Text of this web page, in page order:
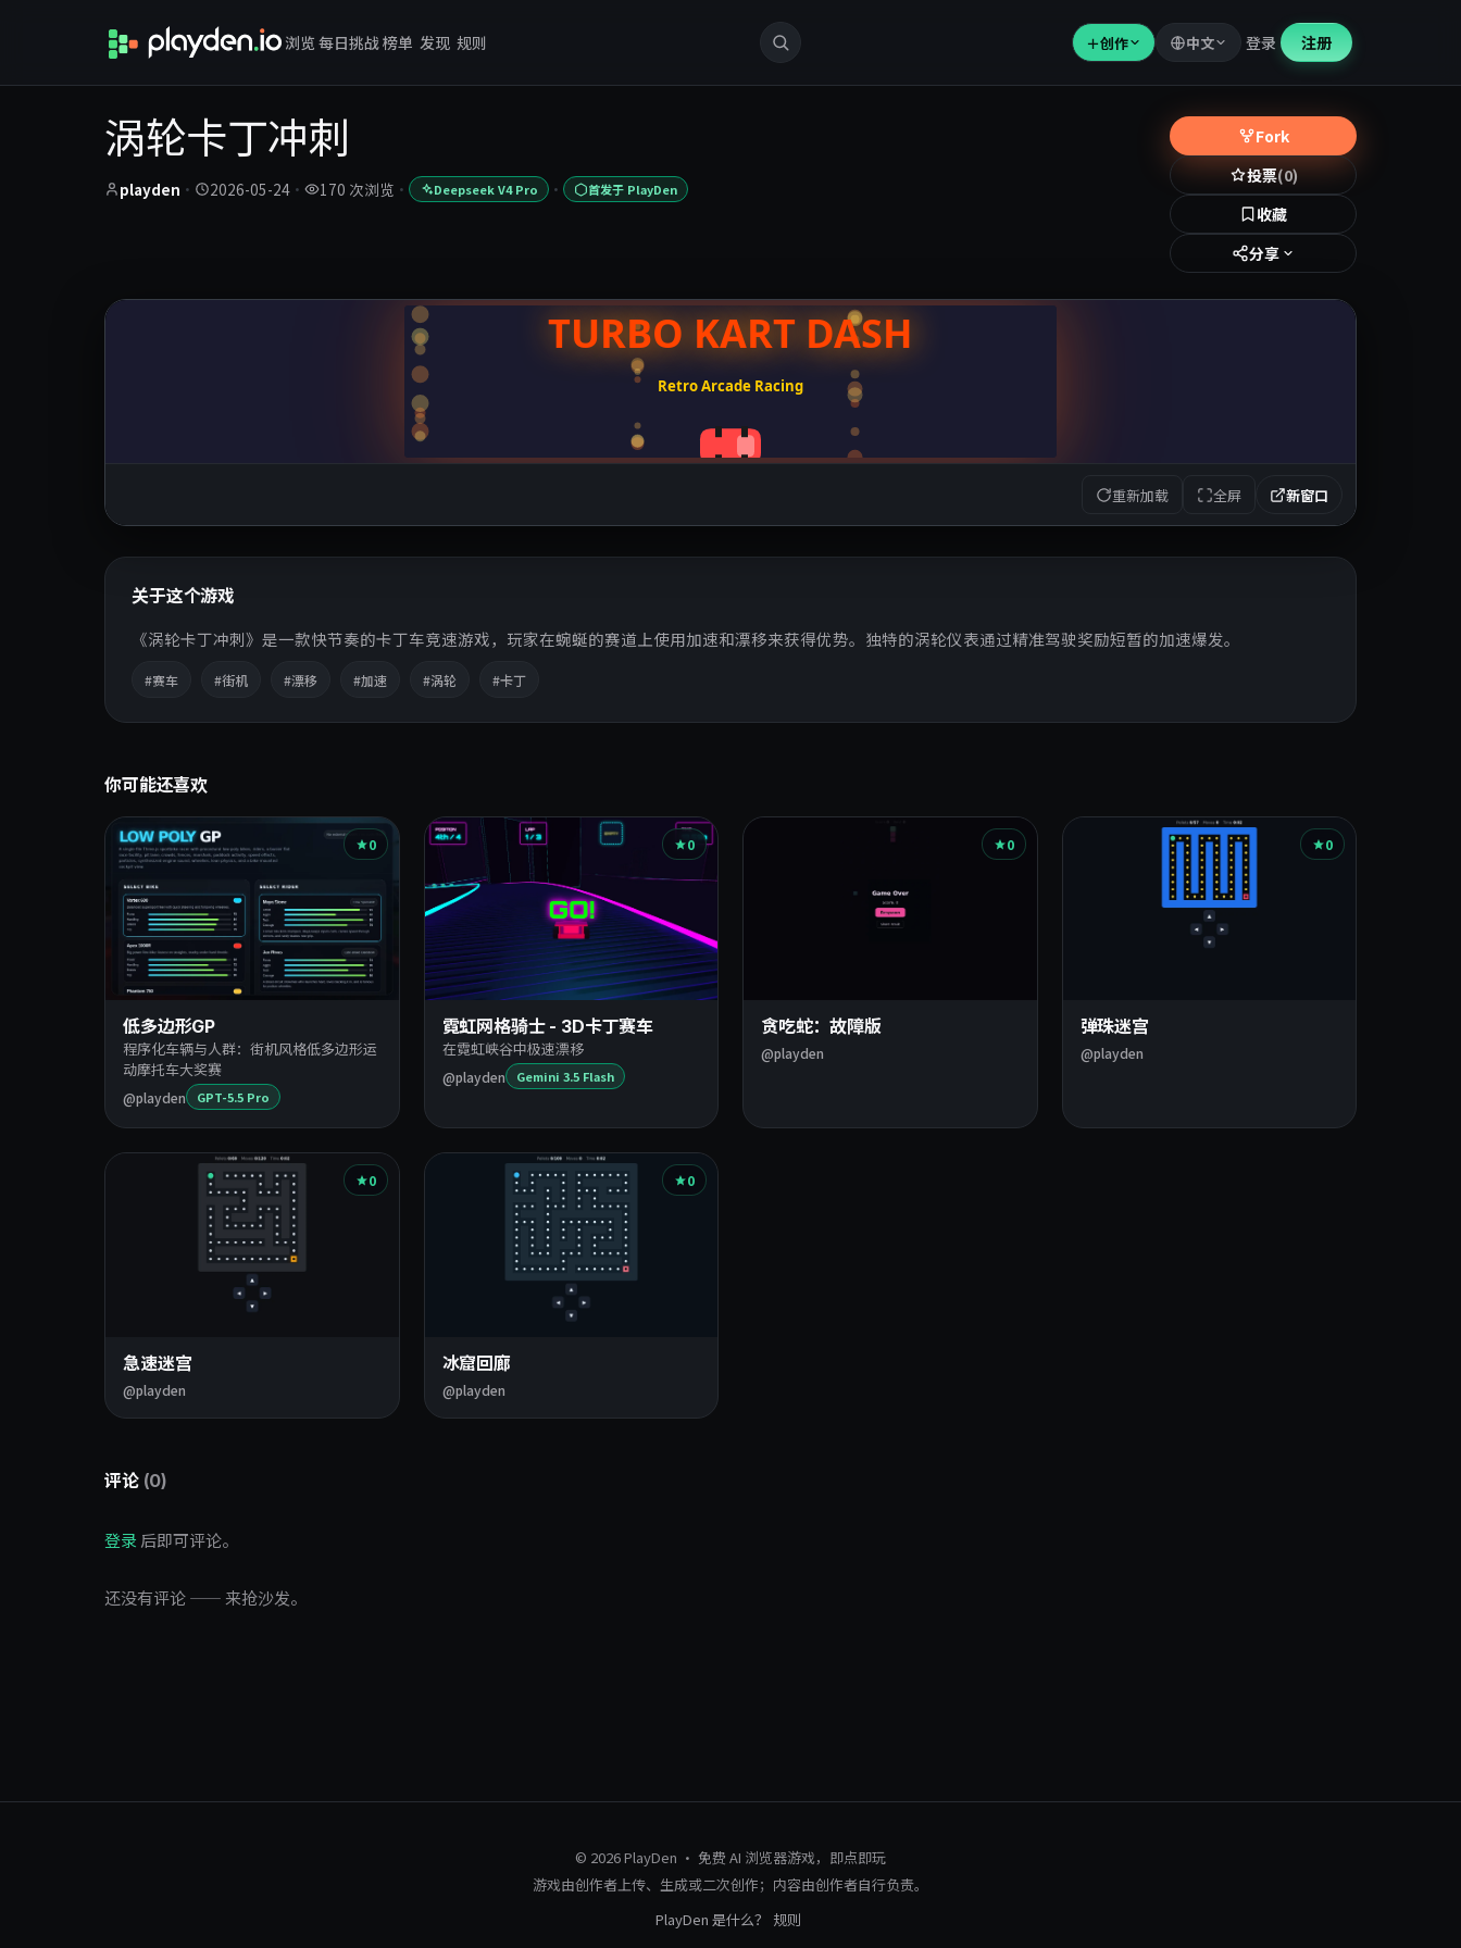
浏览 每日挑战榜单 发现 规则 ＋创作 中文 登录 注册
涡轮卡丁冲刺
playden · 2026-05-24 · 170 次浏览 · Deepseek V4 Pro · 首发于 PlayDen
Fork
投票(0)
收藏
分享
重新加载 全屏 新窗口
关于这个游戏
《涡轮卡丁冲刺》是一款快节奏的卡丁车竞速游戏，玩家在蜿蜒的赛道上使用加速和漂移来获得优势。独特的涡轮仪表通过精准驾驶奖励短暂的加速爆发。
#赛车 #街机 #漂移 #加速 #涡轮 #卡丁
你可能还喜欢
0
低多边形GP
程序化车辆与人群：街机风格低多边形运
动摩托车大奖赛
@playden GPT-5.5 Pro
0
霓虹网格骑士 - 3D卡丁赛车
在霓虹峡谷中极速漂移
@playden Gemini 3.5 Flash
0
贪吃蛇：故障版
@playden
0
弹珠迷宫
@playden
0
急速迷宫
@playden
0
冰窟回廊
@playden
评论 (0)
登录 后即可评论。
还没有评论 —— 来抢沙发。
© 2026 PlayDen · 免费 AI 浏览器游戏，即点即玩
游戏由创作者上传、生成或二次创作；内容由创作者自行负责。
PlayDen 是什么？
规则